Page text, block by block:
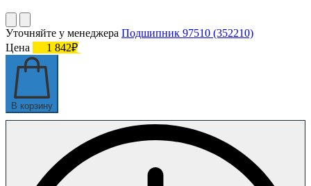
Уточняйте у менеджера Подшипник 97510 (352210)
Цена
1 842₽
В корзину